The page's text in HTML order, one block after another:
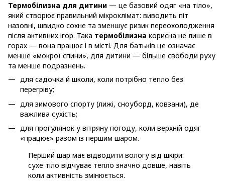
Термобілизна для дитини — це базовий одяг «на тіло»,
який створює правильний мікроклімат: виводить піт
назовні, швидко сохне та зменшує ризик переохолодження
після активних ігор. Така термобілизна корисна не лише в
горах — вона працює і в місті. Для батьків це означає
менше «мокрої спини», для дитини — більше свободи руху
та менше подразнень.
для садочка й школи, коли потрібно тепло без
перегріву;
для зимового спорту (лижі, сноуборд, ковзани), де
важлива сухість;
для прогулянок у вітряну погоду, коли верхній одяг
«працює» разом із першим шаром.
Перший шар має відводити вологу від шкіри:
сухе тіло відчуває тепло значно довше, навіть
коли активність змінюється.